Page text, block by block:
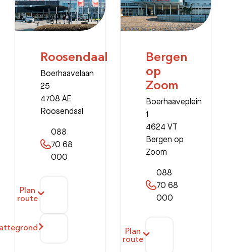
Roosendaal
Boerhaavelaan
25
4708 AE
Roosendaal
088
70 68
000
Plan
route
Bergen
op
Zoom
Boerhaaveplein
1
4624 VT
Bergen op
Zoom
088
70 68
000
Plan
route